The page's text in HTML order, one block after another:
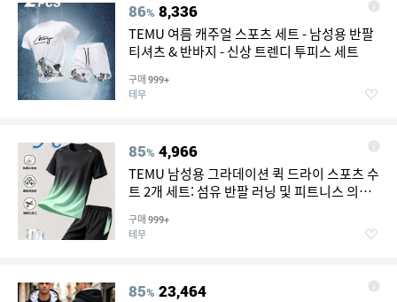
86% 8,336
TEMU 여름 캐주얼 스포츠 세트 - 남성용 반팔
티셔츠 & 반바지 - 신상 트렌디 투피스 세트
구매 999+
테무
85% 4,966
TEMU 남성용 그라데이션 퀵 드라이 스포츠 수
트 2개 세트: 섬유 반팔 러닝 및 피트니스 의상,
아버지의 날 선물
구매 999+
테무
85% 23,464